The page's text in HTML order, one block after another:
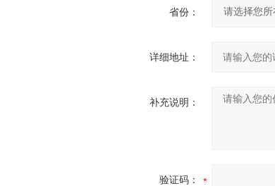
省份：
详细地址：
补充说明：
验证码：